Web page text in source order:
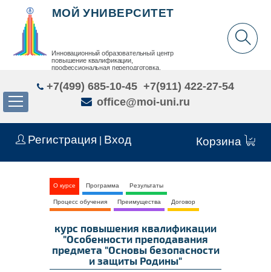
Регистрация Вход Корзина
МОЙ УНИВЕРСИТЕТ
Инновационный образовательный центр
повышение квалификации,
профессиональная переподготовка,
+7(499) 685-10-45 +7(911) 422-27-54
office@moi-uni.ru
О курсе Программа Результаты
Процесс обучения Преимущества Договор
курс повышения квалификации
"Особенности преподавания
предмета "Основы безопасности
и защиты Родины"